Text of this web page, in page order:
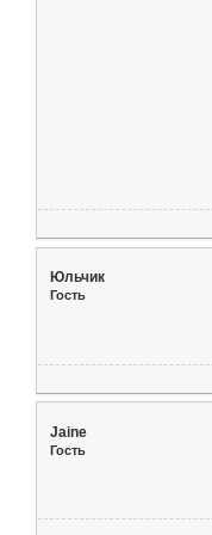
Юльчик
Гость
Jaine
Гость